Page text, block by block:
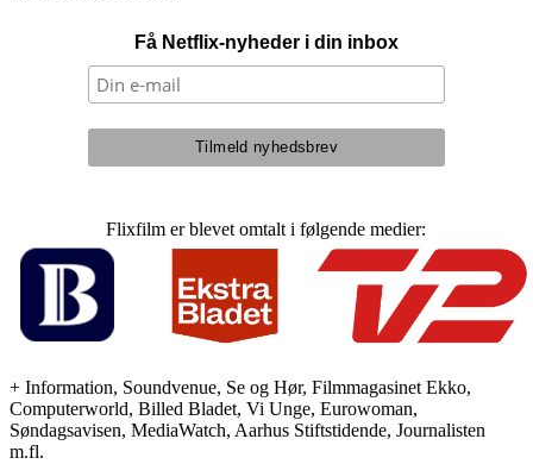
Få Netflix-nyheder i din inbox
Flixfilm er blevet omtalt i følgende medier:
+ Information, Soundvenue, Se og Hør, Filmmagasinet Ekko,
Computerworld, Billed Bladet, Vi Unge, Eurowoman,
Søndagsavisen, MediaWatch, Aarhus Stiftstidende, Journalisten
m.fl.